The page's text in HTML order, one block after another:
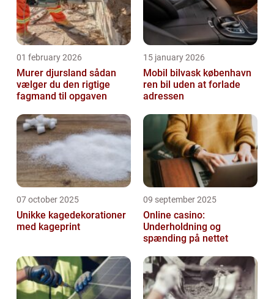
01 february 2026
Murer djursland sådan
vælger du den rigtige
fagmand til opgaven
15 january 2026
Mobil bilvask københavn
ren bil uden at forlade
adressen
07 october 2025
Unikke kagedekorationer
med kageprint
09 september 2025
Online casino:
Underholdning og
spænding på nettet